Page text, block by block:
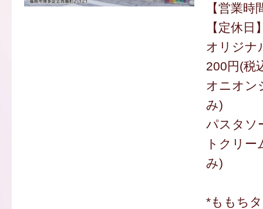
【営業
【定休
オリジナ
200円(税
オニオン
み)
パスタソ
トクリー
み)
*ももち